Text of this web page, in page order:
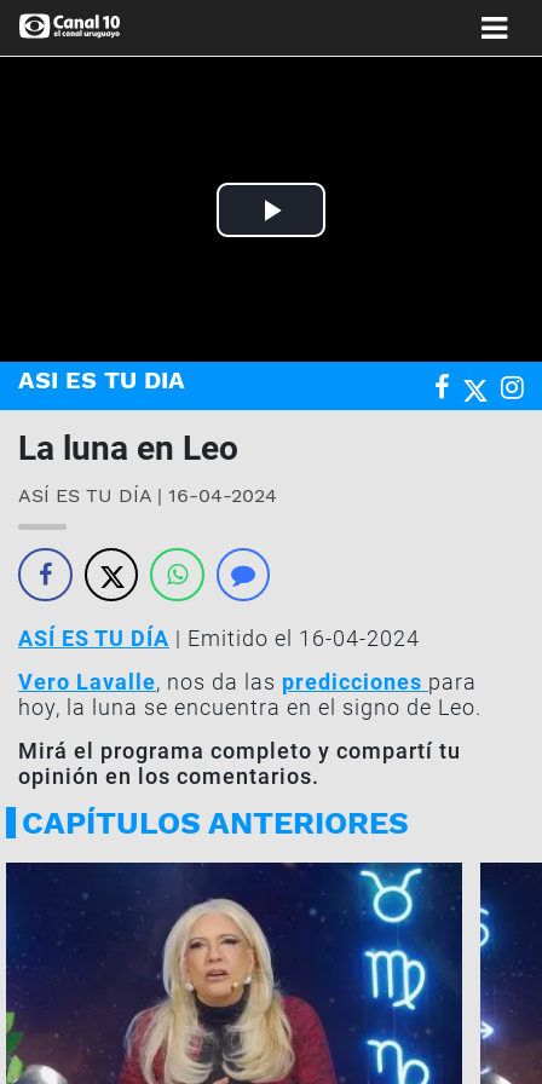
Play
ASI ES TU DIA
La luna en Leo
ASÍ ES TU DÍA | 16-04-2024
ASÍ ES TU DÍA | Emitido el 16-04-2024
Vero Lavalle, nos da las predicciones para
hoy, la luna se encuentra en el signo de Leo.
Mirá el programa completo y compartí tu
opinión en los comentarios.
CAPÍTULOS ANTERIORES